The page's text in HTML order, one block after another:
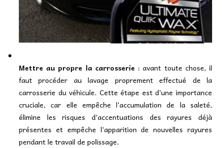
Mettre au propre la carrosserie : avant toute chose, il
faut procéder au lavage proprement effectué de la
carrosserie du véhicule. Cette étape est d’une importance
cruciale, car elle empêche l’accumulation de la saleté,
élimine les risques d’accentuations des rayures déjà
présentes et empêche l’apparition de nouvelles rayures
pendant le travail de polissage.